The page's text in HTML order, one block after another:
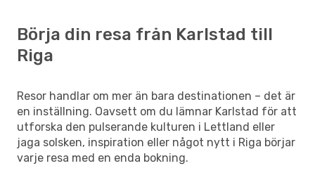
Börja din resa från Karlstad till
Riga
Resor handlar om mer än bara destinationen – det är
en inställning. Oavsett om du lämnar Karlstad för att
utforska den pulserande kulturen i Lettland eller
jaga solsken, inspiration eller något nytt i Riga börjar
varje resa med en enda bokning.